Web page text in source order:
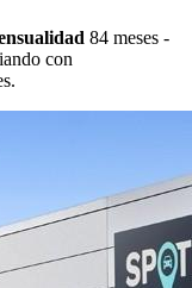
84 meses -
con